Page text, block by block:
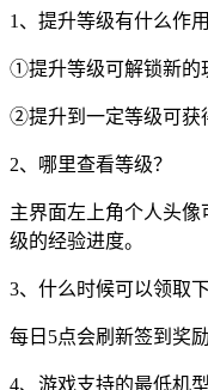
1、提升等级有什么作用
①提升等级可解锁新的
②提升到一定等级可获
2、哪里查看等级？
主界面左上角个人头
级的经验进度。
3、什么时候可以领取
每日5点会刷新签到奖
4、游戏支持的最低机